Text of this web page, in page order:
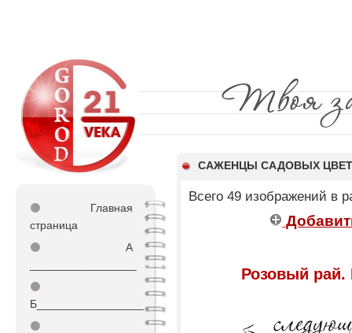
САЖЕНЦЫ САДОВЫХ
⚫
Главная
страница
⚫
А
⚫
Б_________________
⚫
Всего 49 изображений в
Розовый рай.